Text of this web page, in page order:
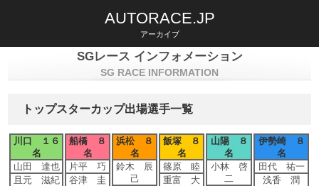
AUTORACE.JP
アーカイブ
SGレース インフォメーション
SG RACE INFORMATION
トップスターカップ出場選手一覧
川口 １６
名
山田 達也
且元 滋紀
船橋 ８
名
片平 巧
谷津 圭
浜松 ８
名
鈴木 辰
己
飯塚 ８
名
篠原 睦
重富 大
山陽 ８
名
小林 啓
二
伊勢崎 ８
名
田代 祐一
浅香 潤